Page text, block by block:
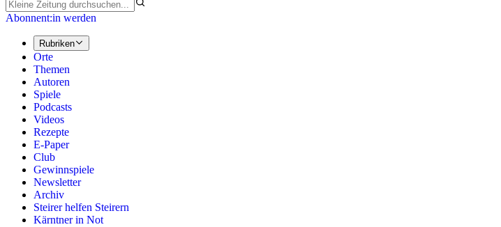
Abonnent:in werden
Rubriken
Orte
Themen
Autoren
Spiele
Podcasts
Videos
Rezepte
E-Paper
Club
Gewinnspiele
Newsletter
Archiv
Steirer helfen Steirern
Kärntner in Not